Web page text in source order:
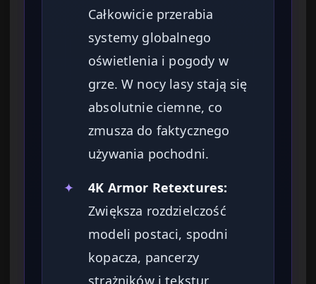
Całkowicie przerabia
systemy globalnego
oświetlenia i pogody w
grze. W nocy lasy stają się
absolutnie ciemne, co
zmusza do faktycznego
używania pochodni.
✦
4K Armor Retextures:
Zwiększa rozdzielczość
modeli postaci, spodni
kopacza, pancerzy
strażników i tekstur